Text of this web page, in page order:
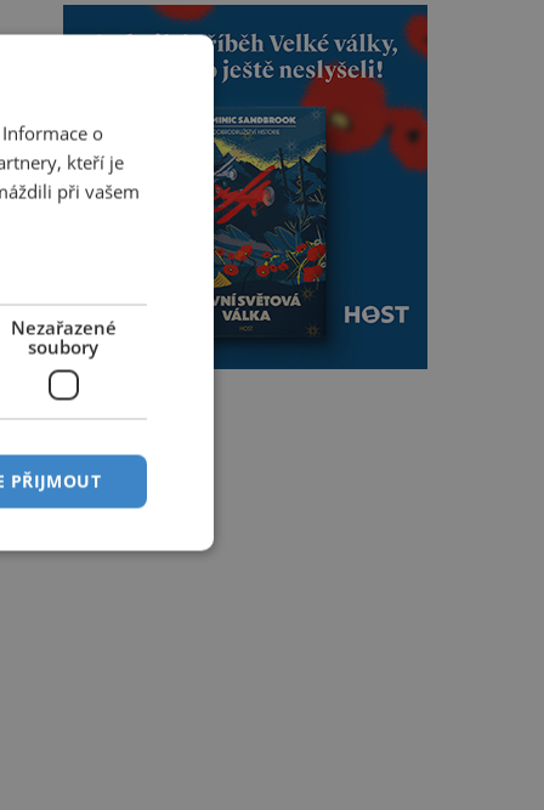
o
kteří je
při vašem
Nezařazené
soubory
PŘIJMOUT